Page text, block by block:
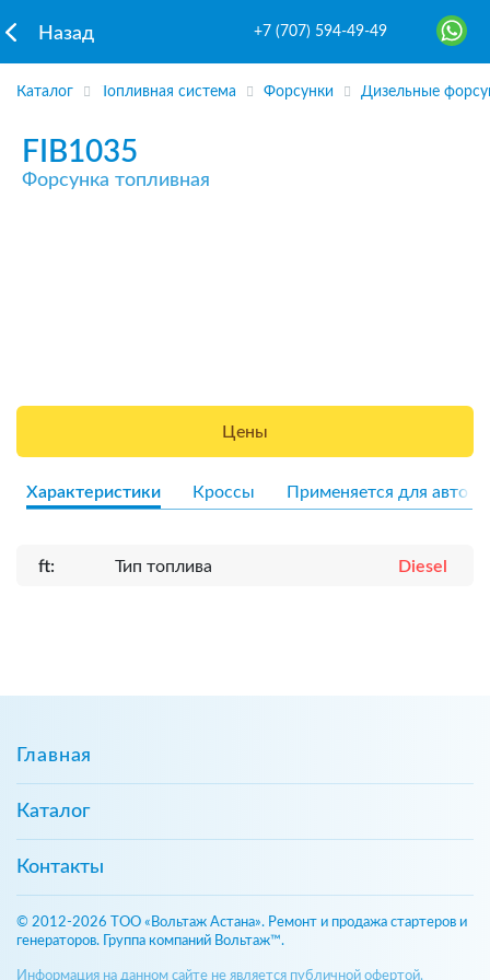
Назад +7 (707) 594-49-49
Каталог Топливная система Форсунки Дизельные
FIB1035
Форсунка топливная
Цены
Характеристики Кроссы Применяется для авто
ft: Тип топлива Diesel
Главная
Каталог
Контакты
© 2012-2026 ТОО «Вольтаж Астана». Ремонт и продажа стартеров и
генераторов. Группа компаний Вольтаж™.
Информация на данном сайте не является публичной офертой,